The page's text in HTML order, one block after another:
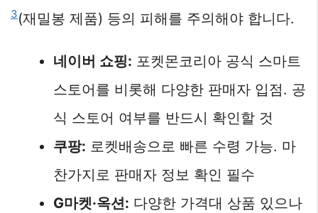
3(재밀봉 제품) 등의 피해를 주의해야 합니다.
네이버 쇼핑: 포켓몬코리아 공식 스마트
스토어를 비롯해 다양한 판매자 입점. 공
식 스토어 여부를 반드시 확인할 것
쿠팡: 로켓배송으로 빠른 수령 가능. 마
찬가지로 판매자 정보 확인 필수
G마켓·옥션: 다양한 가격대 상품 있으나